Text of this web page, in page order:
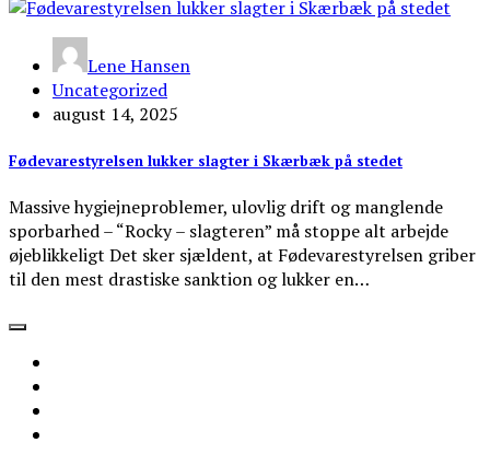
Lene Hansen
Uncategorized
august 14, 2025
Fødevarestyrelsen lukker slagter i Skærbæk på stedet
Massive hygiejneproblemer, ulovlig drift og manglende
sporbarhed – “Rocky – slagteren” må stoppe alt arbejde
øjeblikkeligt Det sker sjældent, at Fødevarestyrelsen griber
til den mest drastiske sanktion og lukker en…